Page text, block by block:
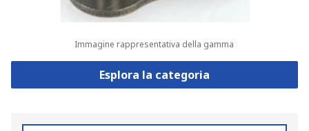
Immagine rappresentativa della gamma
Esplora la categoria